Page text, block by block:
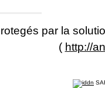
par la
( http://